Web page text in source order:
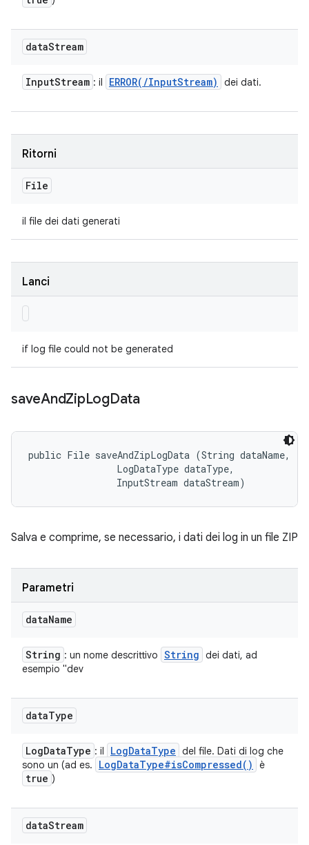
dataStream
InputStream : il ERROR( /InputStream) dei dati.
Ritorni
File
il file dei dati generati
Lanci
if log file could not be generated
saveAndZipLogData
public File saveAndZipLogData (String dataName,
                LogDataType dataType,
                InputStream dataStream)
Salva e comprime, se necessario, i dati dei log in un file ZIP
Parametri
dataName
String : un nome descrittivo String dei dati, ad
esempio "dev
dataType
LogDataType : il LogDataType del file. Dati di log che
sono un (ad es.
LogDataType#isCompressed( ) è
true )
dataStream